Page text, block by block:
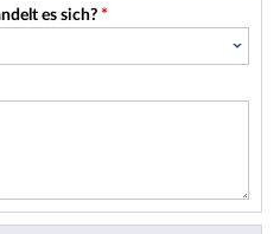
es sich? *